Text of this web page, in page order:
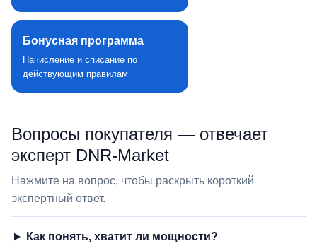
Бонусная программа
Начисление и списание по
действующим правилам
Вопросы покупателя — отвечает
эксперт DNR‑Market
Нажмите на вопрос, чтобы раскрыть короткий
экспертный ответ.
Как понять, хватит ли мощности?